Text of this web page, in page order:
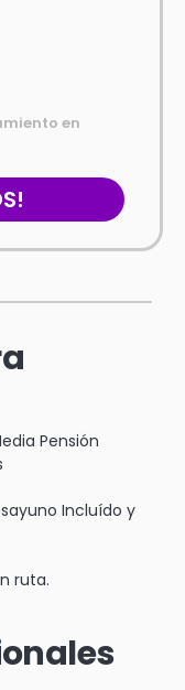
en
Pensión
Incluído y
ruta.